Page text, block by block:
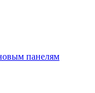
панелям